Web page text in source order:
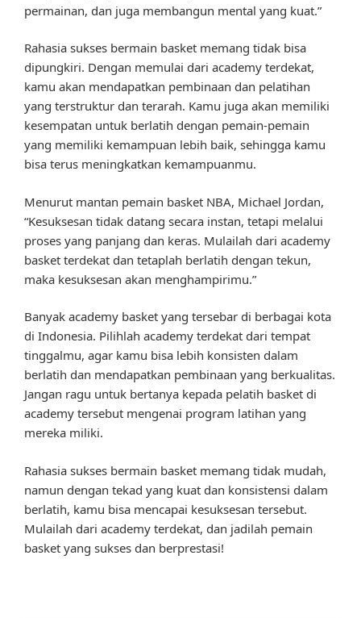
permainan, dan juga membangun mental yang kuat.”
Rahasia sukses bermain basket memang tidak bisa
dipungkiri. Dengan memulai dari academy terdekat,
kamu akan mendapatkan pembinaan dan pelatihan
yang terstruktur dan terarah. Kamu juga akan memiliki
kesempatan untuk berlatih dengan pemain-pemain
yang memiliki kemampuan lebih baik, sehingga kamu
bisa terus meningkatkan kemampuanmu.
Menurut mantan pemain basket NBA, Michael Jordan,
“Kesuksesan tidak datang secara instan, tetapi melalui
proses yang panjang dan keras. Mulailah dari academy
basket terdekat dan tetaplah berlatih dengan tekun,
maka kesuksesan akan menghampirimu.”
Banyak academy basket yang tersebar di berbagai kota
di Indonesia. Pilihlah academy terdekat dari tempat
tinggalmu, agar kamu bisa lebih konsisten dalam
berlatih dan mendapatkan pembinaan yang berkualitas.
Jangan ragu untuk bertanya kepada pelatih basket di
academy tersebut mengenai program latihan yang
mereka miliki.
Rahasia sukses bermain basket memang tidak mudah,
namun dengan tekad yang kuat dan konsistensi dalam
berlatih, kamu bisa mencapai kesuksesan tersebut.
Mulailah dari academy terdekat, dan jadilah pemain
basket yang sukses dan berprestasi!